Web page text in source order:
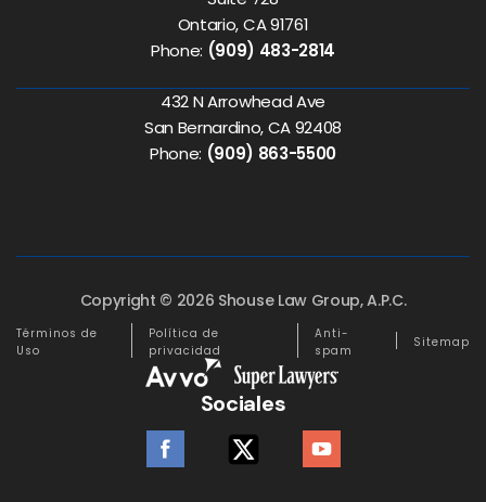
Ontario, CA 91761
Phone: (909) 483-2814
432 N Arrowhead Ave
San Bernardino, CA 92408
Phone: (909) 863-5500
Copyright © 2026 Shouse Law Group, A.P.C.
Términos de
Uso
Política de
privacidad
Anti-
spam
Sitemap
Sociales
facebook twitter youtube